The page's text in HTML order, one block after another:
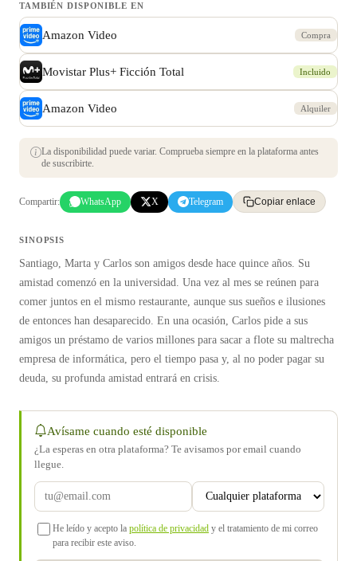
TAMBIÉN DISPONIBLE EN
Amazon Video Compra
Movistar Plus+ Ficción Total Incluido
Amazon Video Alquiler
La disponibilidad puede variar. Comprueba siempre en la plataforma antes
de suscribirte.
Compartir: WhatsApp X Telegram Copiar enlace
SINOPSIS
Santiago, Marta y Carlos son amigos desde hace quince años. Su
amistad comenzó en la universidad. Una vez al mes se reúnen para
comer juntos en el mismo restaurante, aunque sus sueños e ilusiones
de entonces han desaparecido. En una ocasión, Carlos pide a sus
amigos un préstamo de varios millones para sacar a flote su maltrecha
empresa de informática, pero el tiempo pasa y, al no poder pagar su
deuda, su profunda amistad entrará en crisis.
Avísame cuando esté disponible
¿La esperas en otra plataforma? Te avisamos por email cuando
llegue.
He leído y acepto la política de privacidad y el tratamiento de mi correo
para recibir este aviso.